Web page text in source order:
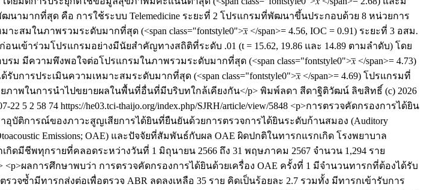
ฒนามากที่สุด คือ การใช้ระบบ Telemedicine ระยะที่ 2 โปรแกรมที่พัฒนาขึ้นประกอบด้วย 8 หน่วยการ
ในภาพรวมระดับมากที่สุด (<span class="fontstyle0">𝑥̅ </span>= 4.56, IOC = 0.91) ระยะที่ 3 อสม.
ข้าร่วมโปรแกรมอย่างมีนัยสำคัญทางสถิติที่ระดับ .01 (t = 15.62, 19.86 และ 14.89 ตามลำดับ) โดย
ความพึงพอใจต่อโปรแกรมในภาพรวมระดับมากที่สุด (<span class="fontstyle0">𝑥̅ </span>= 4.73)
ารประเมินความเหมาะสมระดับมากที่สุด (<span class="fontstyle0">𝑥̅ </span>= 4.69) โปรแกรมที่
พในการนำไปขยายผลในพื้นที่อื่นที่มีบริบทใกล้เคียงกัน</p> พิมพ์ลดา สีดาฐิติวัฒน์ ลิขสิทธิ์ (c) 2026
22 5 2 58 74 https://he03.tci-thaijo.org/index.php/SJRH/article/view/5848 <p>การตรวจคัดกรองการได้ยิน
ติการณ์ของภาวะสูญเสียการได้ยินที่ยืนยันด้วยการตรวจการได้ยินระดับก้านสมอง (Auditory
Emissions; OAE) และปัจจัยที่สัมพันธ์กับผล OAE ผิดปกติในทารกแรกเกิด โรงพยาบาล
มีชีพทุกรายที่คลอดระหว่างวันที่ 1 มิถุนายน 2566 ถึง 31 พฤษภาคม 2567 จำนวน 1,294 ราย
ผลการศึกษาพบว่า การตรวจคัดกรองการได้ยินด้วยเครื่อง OAE ครั้งที่ 1 มีจำนวนทารกที่ต้องได้รับ
วจซ้ำมีทารกส่งต่อเพื่อตรวจ ABR ลดลงเหลือ 35 ราย คิดเป็นร้อยละ 2.7 รวมทั้ง มีทารกเข้ารับการ